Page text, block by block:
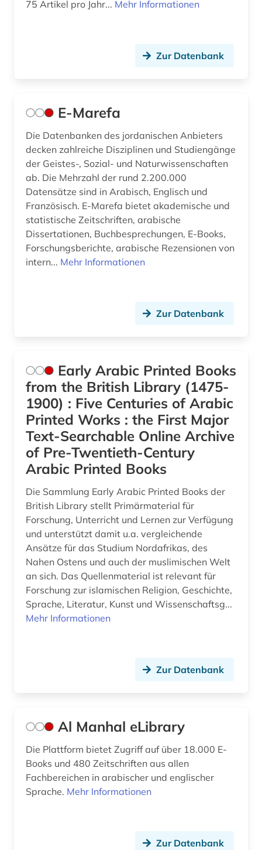
75 Artikel pro Jahr... Mehr Informationen
Zur Datenbank
E-Marefa
Die Datenbanken des jordanischen Anbieters
decken zahlreiche Disziplinen und Studiengänge
der Geistes-, Sozial- und Naturwissenschaften
ab. Die Mehrzahl der rund 2.200.000
Datensätze sind in Arabisch, Englisch und
Französisch. E-Marefa bietet akademische und
statistische Zeitschriften, arabische
Dissertationen, Buchbesprechungen, E-Books,
Forschungsberichte, arabische Rezensionen von
intern... Mehr Informationen
Zur Datenbank
Early Arabic Printed Books
from the British Library (1475-
1900) : Five Centuries of Arabic
Printed Works : the First Major
Text-Searchable Online Archive
of Pre-Twentieth-Century
Arabic Printed Books
Die Sammlung Early Arabic Printed Books der
British Library stellt Primärmaterial für
Forschung, Unterricht und Lernen zur Verfügung
und unterstützt damit u.a. vergleichende
Ansätze für das Studium Nordafrikas, des
Nahen Ostens und auch der muslimischen Welt
an sich. Das Quellenmaterial ist relevant für
Forschung zur islamischen Religion, Geschichte,
Sprache, Literatur, Kunst und Wissenschaftsg...
Mehr Informationen
Zur Datenbank
Al Manhal eLibrary
Die Plattform bietet Zugriff auf über 18.000 E-
Books und 480 Zeitschriften aus allen
Fachbereichen in arabischer und englischer
Sprache. Mehr Informationen
Zur Datenbank